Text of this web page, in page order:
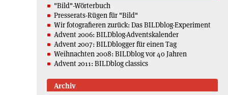
"Bild"-Wörterbuch
Presserats-Rügen für "Bild"
Wir fotografieren zurück: Das BILDblog-Experiment
Advent 2006: BILDblog-Adventskalender
Advent 2007: BILDblogger für einen Tag
Weihnachten 2008: BILDblog vor 40 Jahren
Advent 2011: BILDblog classics
Archiv